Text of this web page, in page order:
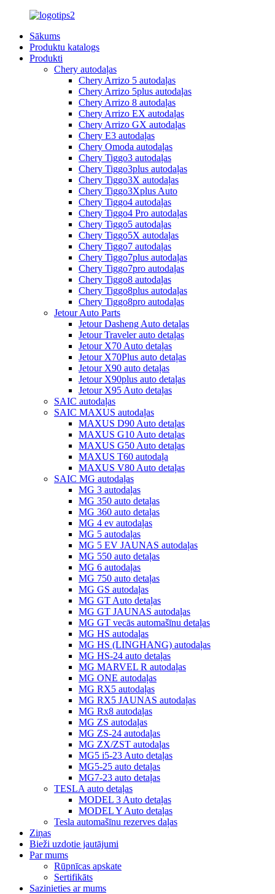
Sākums
Produktu katalogs
Produkti
Chery autodaļas
Chery Arrizo 5 autodaļas
Chery Arrizo 5plus autodaļas
Chery Arrizo 8 autodaļas
Chery Arrizo EX autodaļas
Chery Arrizo GX autodaļas
Chery E3 autodaļas
Chery Omoda autodaļas
Chery Tiggo3 autodaļas
Chery Tiggo3plus autodaļas
Chery Tiggo3X autodaļas
Chery Tiggo3Xplus Auto
Chery Tiggo4 autodaļas
Chery Tiggo4 Pro autodaļas
Chery Tiggo5 autodaļas
Chery Tiggo5X autodaļas
Chery Tiggo7 autodaļas
Chery Tiggo7plus autodaļas
Chery Tiggo7pro autodaļas
Chery Tiggo8 autodaļas
Chery Tiggo8plus autodaļas
Chery Tiggo8pro autodaļas
Jetour Auto Parts
Jetour Dasheng Auto detaļas
Jetour Traveler auto detaļas
Jetour X70 Auto detaļas
Jetour X70Plus auto detaļas
Jetour X90 auto detaļas
Jetour X90plus auto detaļas
Jetour X95 Auto detaļas
SAIC autodaļas
SAIC MAXUS autodaļas
MAXUS D90 Auto detaļas
MAXUS G10 Auto detaļas
MAXUS G50 Auto detaļas
MAXUS T60 autodaļa
MAXUS V80 Auto detaļas
SAIC MG autodaļas
MG 3 autodaļas
MG 350 auto detaļas
MG 360 auto detaļas
MG 4 ev autodaļas
MG 5 autodaļas
MG 5 EV JAUNAS autodaļas
MG 550 auto detaļas
MG 6 autodaļas
MG 750 auto detaļas
MG GS autodaļas
MG GT Auto detaļas
MG GT JAUNAS autodaļas
MG GT vecās automašīnu detaļas
MG HS autodaļas
MG HS (LINGHANG) autodaļas
MG HS-24 auto detaļas
MG MARVEL R autodaļas
MG ONE autodaļas
MG RX5 autodaļas
MG RX5 JAUNAS autodaļas
MG Rx8 autodaļas
MG ZS autodaļas
MG ZS-24 autodaļas
MG ZX/ZST autodaļas
MG5 i5-23 Auto detaļas
MG5-25 auto detaļas
MG7-23 auto detaļas
TESLA auto detaļas
MODEL 3 Auto detaļas
MODEL Y Auto detaļas
Tesla automašīnu rezerves daļas
Ziņas
Bieži uzdotie jautājumi
Par mums
Rūpnīcas apskate
Sertifikāts
Sazinieties ar mums